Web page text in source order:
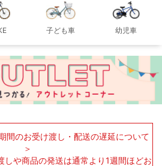
子ども車 幼児車
間のお受け渡し・配送の遅延について
＞
しや商品の発送は通常より1週間ほどお